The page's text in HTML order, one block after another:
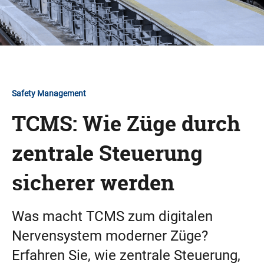
Safety Management
TCMS: Wie Züge durch
zentrale Steuerung
sicherer werden
Was macht TCMS zum digitalen
Nervensystem moderner Züge?
Erfahren Sie, wie zentrale Steuerung,